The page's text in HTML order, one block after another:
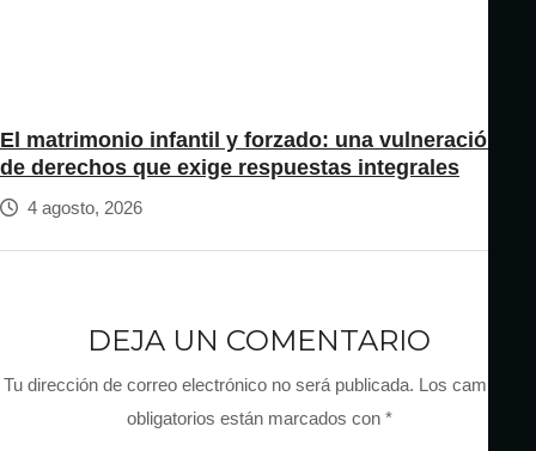
El matrimonio infantil y forzado: una vulneración
de derechos que exige respuestas integrales
4 agosto, 2026
DEJA UN COMENTARIO
Tu dirección de correo electrónico no será publicada. Los campos
obligatorios están marcados con *